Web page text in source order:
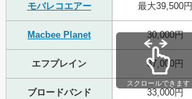
モバレコエアー 最大39,500円
Macbee Planet 30,000円
エフプレイン 37,000円
ブロードバンド 33,000円
スクロールできます